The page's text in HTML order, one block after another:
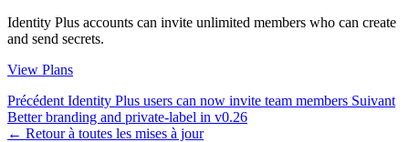
Identity Plus accounts can invite unlimited members who can create
and send secrets.
View Plans
Précédent Identity Plus users can now invite team members Suivant
Better branding and private-label in v0.26
← Retour à toutes les mises à jour